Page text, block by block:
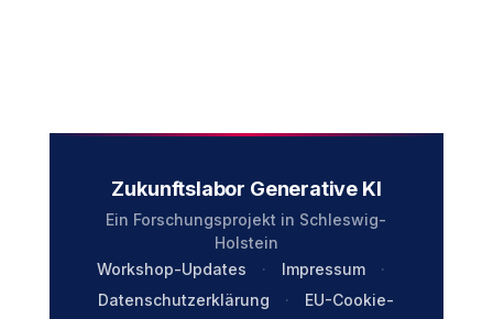
Zukunftslabor Generative KI
Ein Forschungsprojekt in Schleswig-
Holstein
Workshop-Updates
· Impressum
·
Datenschutzerklärung
·
EU-Cookie-